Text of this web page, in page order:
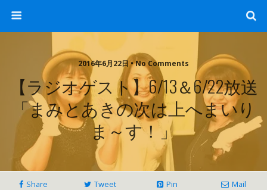
2016年6月22日 • No Comments
【ラジオゲスト】6/13＆6/22放送
「まみとあきの次は上へまいり
ま～す！」
Share Tweet Pin Mail